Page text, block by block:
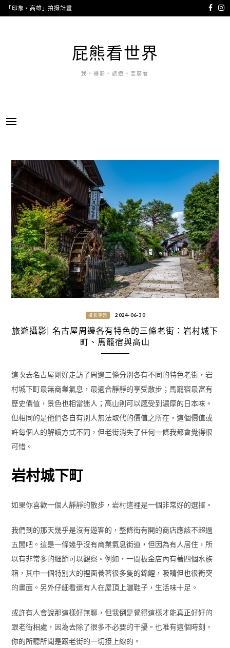
至
「印象・高雄」拍攝計畫
屁熊看世界
我。攝影。旅遊。怎麼看
攝影專題 2024-06-30
旅遊攝影| 名古屋周邊各有特色的三條老街：岩村城下
町、馬籠宿與高山
這次去名古屋剛好走訪了周邊三條分別各有不同的特色老街，岩
村城下町最無商業氣息，最適合靜靜的享受散步；馬籠宿最富有
歷史價值，景色也相當迷人；高山則可以感受到濃厚的日本味。
但相同的是他們各自有別人無法取代的價值之所在，這個價值或
許每個人的解讀方式不同，但老街消失了任何一條我都會覺得很
可惜。
岩村城下町
如果你喜歡一個人靜靜的散步，岩村這裡是一個非常好的選擇。
我們到的那天幾乎是沒有遊客的，整條街有開的商店應該不超過
五間吧。這是一條幾乎沒有商業氣息街道，但因為有人居住，所
以有非常多的細節可以觀察。例如，一間板金店內有著四個水族
箱，其中一個特別大的裡面養著很多隻的錦鯉，吸睛但也很衝突
的畫面。另外仔細看還有人在屋頂上曬鞋子，生活味十足。
或許有人會說那這樣好無聊，但我倒是覺得這樣才能真正好好的
跟老街相處，因為去除了很多不必要的干擾。也唯有這個時刻，
你的所聽所聞是跟老街的一切接上線的。